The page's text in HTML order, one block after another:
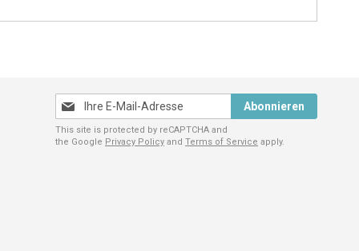
Melden
Sie
sich
für
Abonnieren
This site is protected by reCAPTCHA and
the Google Privacy Policyand Terms of Service apply.